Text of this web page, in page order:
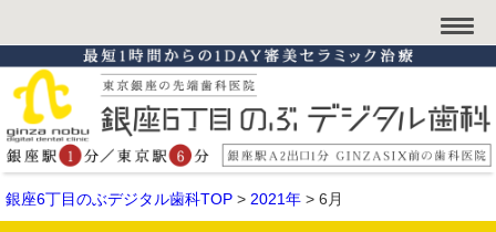
銀座6丁目のぶデジタル歯科TOP > 2021年 > 6月